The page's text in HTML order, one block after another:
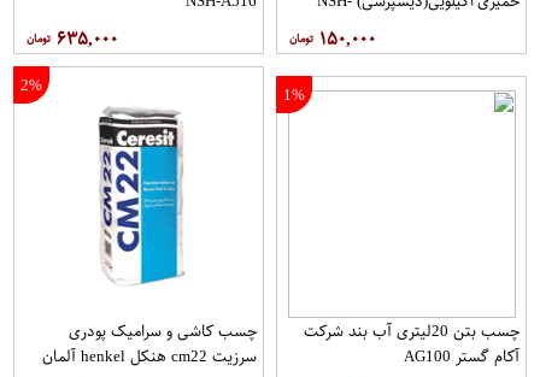
۱۵۰,۰۰۰ ۶۳۵,۰۰۰
1%
چسب بتن 20لیتری آب بند شرکت
آکام گستر AG100
2%
چسب کاشی و سرامیک پودری
سرزیت cm22 هنکل henkel آلمان